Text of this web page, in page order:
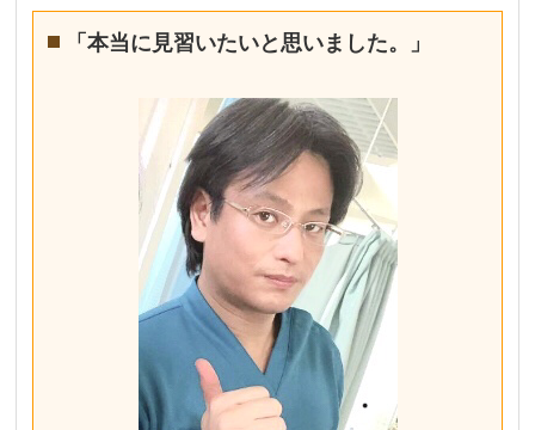
「本当に見習いたいと思いました。」